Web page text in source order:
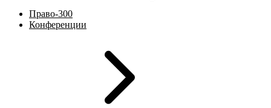
Право-300
Конференции